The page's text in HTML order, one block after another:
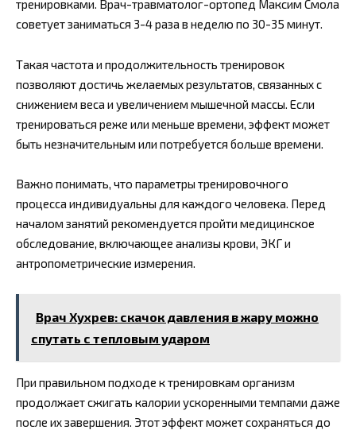
тренировками. Врач-травматолог-ортопед Максим Смола
советует заниматься 3-4 раза в неделю по 30-35 минут.
Такая частота и продолжительность тренировок
позволяют достичь желаемых результатов, связанных с
снижением веса и увеличением мышечной массы. Если
тренироваться реже или меньше времени, эффект может
быть незначительным или потребуется больше времени.
Важно понимать, что параметры тренировочного
процесса индивидуальны для каждого человека. Перед
началом занятий рекомендуется пройти медицинское
обследование, включающее анализы крови, ЭКГ и
антропометрические измерения.
Врач Хухрев: скачок давления в жару можно
спутать с тепловым ударом
При правильном подходе к тренировкам организм
продолжает сжигать калории ускоренными темпами даже
после их завершения. Этот эффект может сохраняться до